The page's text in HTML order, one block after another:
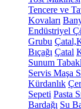
Tencere ve
Kovaları
Endüstriyel
Grubu
Bıçağı Çatal
Sunum
Servis Maşa
Kürdanlık
Sepeti Pasta
Bardağı Su